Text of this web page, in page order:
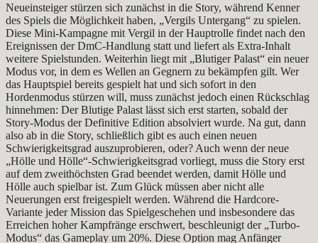
Neueinsteiger stürzen sich zunächst in die Story, während Kenner
des Spiels die Möglichkeit haben, „Vergils Untergang“ zu spielen.
Diese Mini-Kampagne mit Vergil in der Hauptrolle findet nach den
Ereignissen der DmC-Handlung statt und liefert als Extra-Inhalt
weitere Spielstunden. Weiterhin liegt mit „Blutiger Palast“ ein neuer
Modus vor, in dem es Wellen an Gegnern zu bekämpfen gilt. Wer
das Hauptspiel bereits gespielt hat und sich sofort in den
Hordenmodus stürzen will, muss zunächst jedoch einen Rückschlag
hinnehmen: Der Blutige Palast lässt sich erst starten, sobald der
Story-Modus der Definitive Edition absolviert wurde. Na gut, dann
also ab in die Story, schließlich gibt es auch einen neuen
Schwierigkeitsgrad auszuprobieren, oder? Auch wenn der neue
„Hölle und Hölle“-Schwierigkeitsgrad vorliegt, muss die Story erst
auf dem zweithöchsten Grad beendet werden, damit Hölle und
Hölle auch spielbar ist. Zum Glück müssen aber nicht alle
Neuerungen erst freigespielt werden. Während die Hardcore-
Variante jeder Mission das Spielgeschehen und insbesondere das
Erreichen hoher Kampfränge erschwert, beschleunigt der „Turbo-
Modus“ das Gameplay um 20%. Diese Option mag Anfänger